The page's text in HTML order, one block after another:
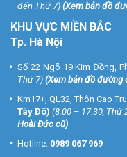
đến Thứ 7) (Xem bản đồ
KHU VỰC MIỀN BẮC
Tp. Hà Nội
Số 22 Ngõ 19 Kim Đồng,
Thứ 7) (Xem bản đồ đường
Km17+, QL32, Thôn Cao
Tây Đô) (8:00 – 17:30, Thứ
Hoài Đức cũ)
Hotline: 0989 067 969